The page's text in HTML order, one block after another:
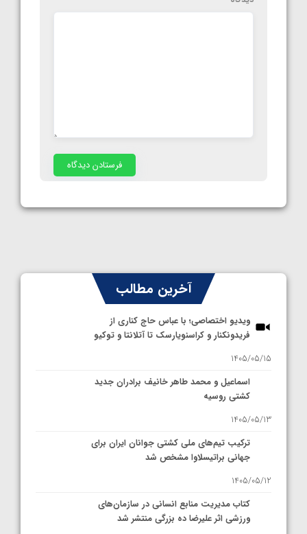
آخرین مطالب
ویدیو اختصاصی؛ با عباس حاج کناری از
فریدونکنار و کراسنویارسک تا آتلانتا و توکیو
1405/05/15
اسماعیل و محمد طاهر خانیف برادران جدید
کشتی روسیه
1405/05/13
ترکیب تیم‌های ملی کشتی جوانان ایران برای
جهانی براتیسلاوا مشخص شد
1405/05/12
کتاب مدیریت منابع انسانی در سازمان‌های
ورزشی اثر علیرضا ده بزرگی منتشر شد